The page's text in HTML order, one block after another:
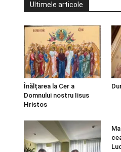
Ultimele articole
Înălțarea la Cer a
Domnului nostru Iisus
Hristos